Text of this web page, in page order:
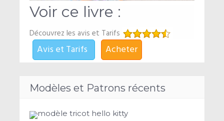
Voir ce livre :
Découvrez les avis et Tarifs
Acheter
Avis et Tarifs
Modèles et Patrons récents
modèle tricot hello kitty